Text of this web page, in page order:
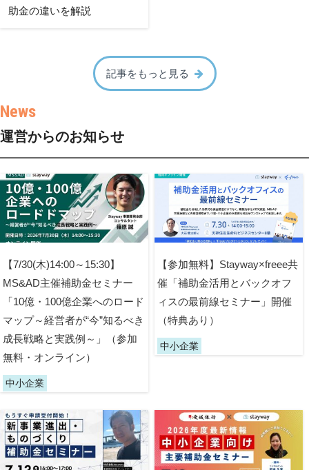
助金の違いを解説
記事をもっと見る
運営からのお知らせ
【7/30(木)14:00～15:30】
MS&AD主催補助金セミナー
「10億・100億企業へのロード
マップ～経営者が“今”知るべき
成長戦略と実践例～」（参加
無料・オンライン）
中小企業
【参加無料】Stayway×freee共
催「補助金活用とバックオフ
ィスの最前線セミナー」開催
（特典あり）
中小企業